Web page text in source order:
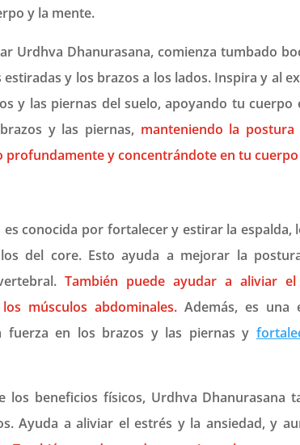
y la mente.
Urdhva Dhanurasana, comienza tumbado
estiradas y los brazos a los lados. Inspira y al
y las piernas del suelo, apoyando tu cuerpo
y las piernas, manteniendo la
profundamente y concentrándote en tu
es conocida por fortalecer y estirar la espalda,
del core. Esto ayuda a mejorar la
También puede ayudar a aliviar
músculos abdominales. Además, es una
fuerza en los brazos y las piernas y
los beneficios físicos, Urdhva Dhanurasana
Ayuda a aliviar el estrés y la ansiedad, y